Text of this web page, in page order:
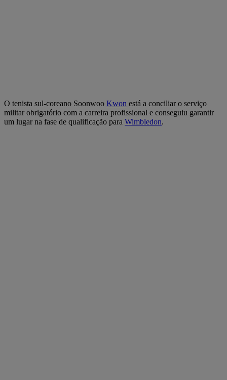
O tenista sul-coreano Soonwoo Kwon está a conciliar o serviço
militar obrigatório com a carreira profissional e conseguiu garantir
um lugar na fase de qualificação para Wimbledon.